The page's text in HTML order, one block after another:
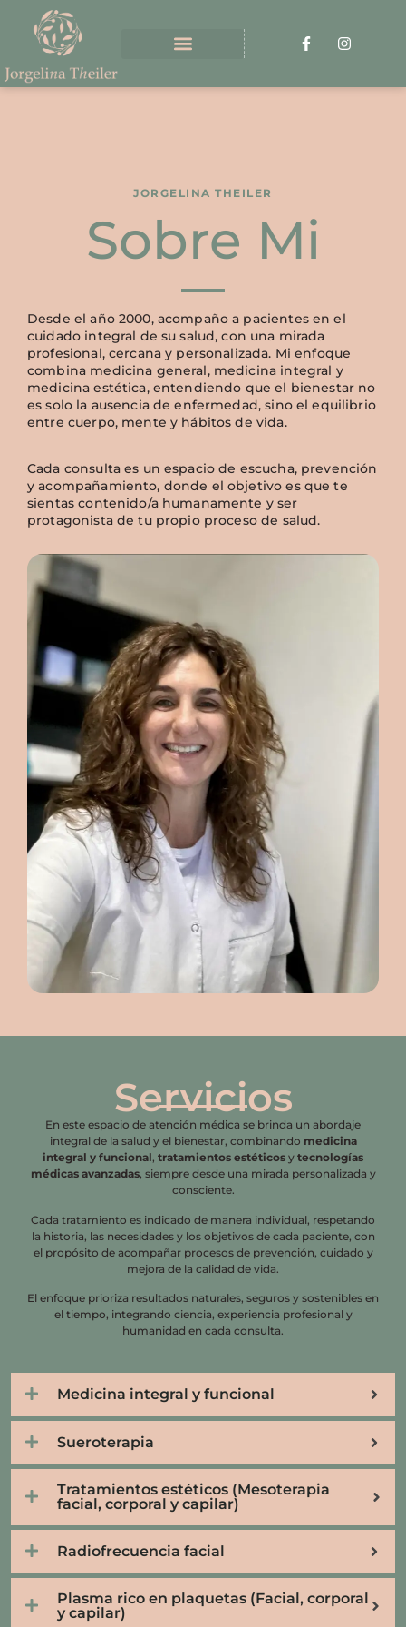
JORGELINA THEILER
Sobre Mi
Desde el año 2000, acompaño a pacientes en el
cuidado integral de su salud, con una mirada
profesional, cercana y personalizada. Mi enfoque
combina medicina general, medicina integral y
medicina estética, entendiendo que el bienestar no
es solo la ausencia de enfermedad, sino el equilibrio
entre cuerpo, mente y hábitos de vida.
Cada consulta es un espacio de escucha, prevención
y acompañamiento, donde el objetivo es que te
sientas contenido/a humanamente y ser
protagonista de tu propio proceso de salud.
Servicios
En este espacio de atención médica se brinda un abordaje
integral de la salud y el bienestar, combinando medicina
integral y funcional, tratamientos estéticos y tecnologías
médicas avanzadas, siempre desde una mirada personalizada y
consciente.
Cada tratamiento es indicado de manera individual, respetando
la historia, las necesidades y los objetivos de cada paciente, con
el propósito de acompañar procesos de prevención, cuidado y
mejora de la calidad de vida.
El enfoque prioriza resultados naturales, seguros y sostenibles en
el tiempo, integrando ciencia, experiencia profesional y
humanidad en cada consulta.
Medicina integral y funcional
Sueroterapia
Tratamientos estéticos (Mesoterapia
facial, corporal y capilar)
Radiofrecuencia facial
Plasma rico en plaquetas (Facial, corporal
y capilar)